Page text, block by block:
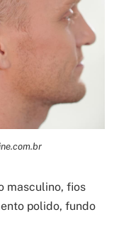
masculino, fios
polido, fundo